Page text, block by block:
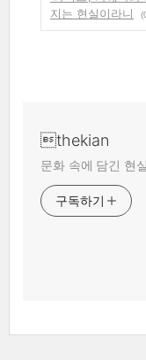
지는 현실이라니
thekian
문화 속에 담긴 현
구독하기